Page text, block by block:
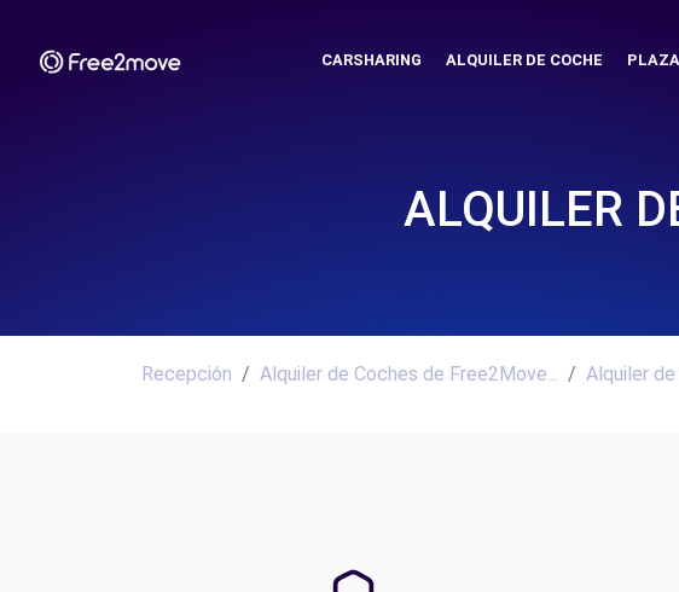
CARSHARING ALQUILER DE COCHE
ALQUILER
Recepción Alquiler de Coches de Free2Move... Alquiler